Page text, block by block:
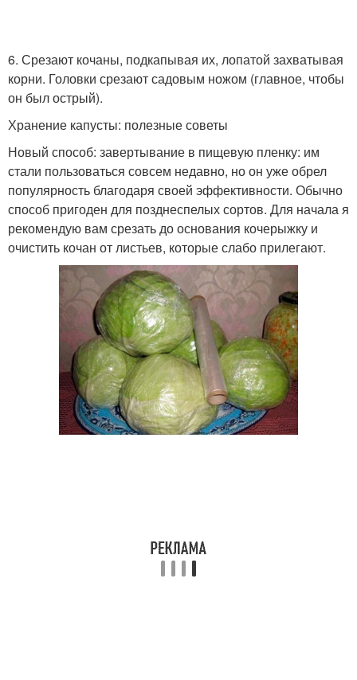
6. Срезают кочаны, подкапывая их, лопатой захватывая
корни. Головки срезают садовым ножом (главное, чтобы
он был острый).
Хранение капусты: полезные советы
Новый способ: завертывание в пищевую пленку: им
стали пользоваться совсем недавно, но он уже обрел
популярность благодаря своей эффективности. Обычно
способ пригоден для позднеспелых сортов. Для начала я
рекомендую вам срезать до основания кочерыжку и
очистить кочан от листьев, которые слабо прилегают.